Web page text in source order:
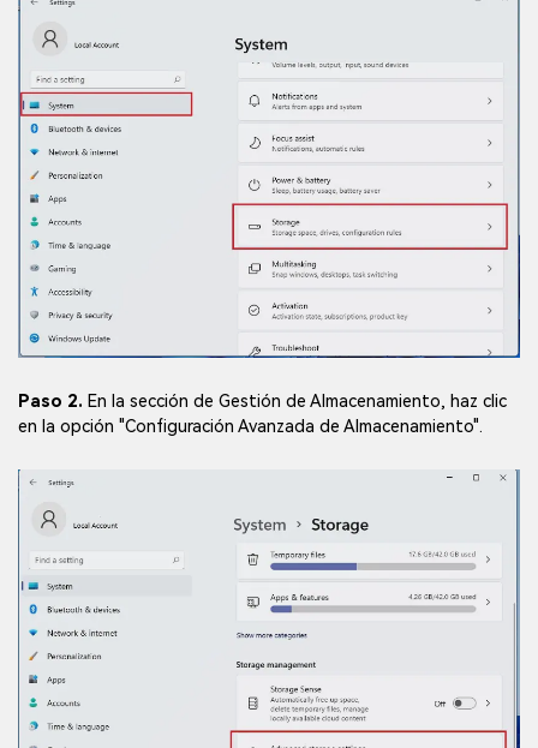
Reparador de Fotos con IA
recuerdos más valiosos con el poder de la IA.
Prueba Online
Paso 2. En la sección de Gestión de Almacenamiento, haz clic
en la opción "Configuración Avanzada de Almacenamiento".